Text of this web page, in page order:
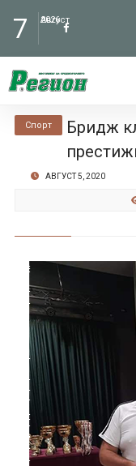
7 Август
2026
Спорт
Бридж
АВГУСТ 5, 2020